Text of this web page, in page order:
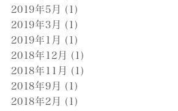
2019年5月 (1)
2019年3月 (1)
2019年1月 (1)
2018年12月 (1)
2018年11月 (1)
2018年9月 (1)
2018年2月 (1)